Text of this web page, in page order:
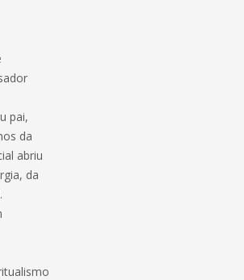
pai,
da
abriu
da